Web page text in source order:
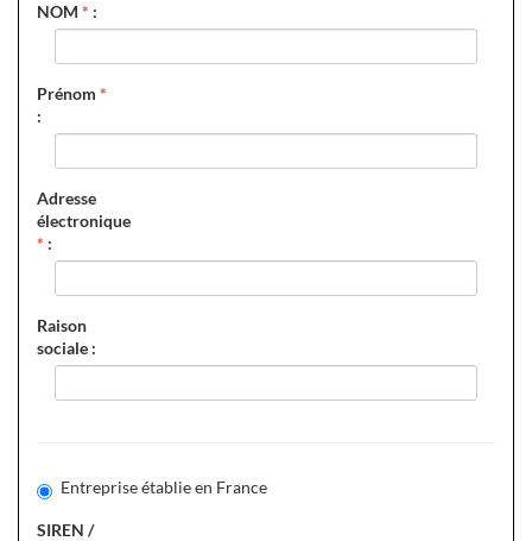
NOM * :
Prénom *
:
Adresse
électronique
* :
Raison
sociale :
Entreprise établie en France
SIREN /